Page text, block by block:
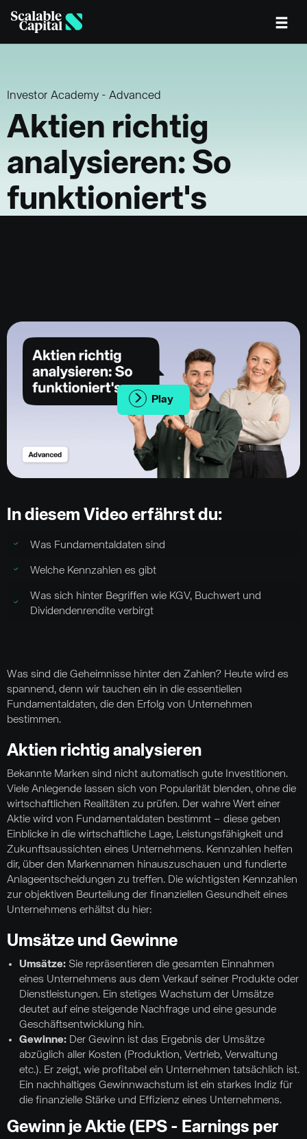
Investor Academy - Advanced
Aktien richtig
analysieren: So
funktioniert's
Play
In diesem Video erfährst du:
Was Fundamentaldaten sind
Welche Kennzahlen es gibt
Was sich hinter Begriffen wie KGV, Buchwert und
Dividendenrendite verbirgt
Was sind die Geheimnisse hinter den Zahlen? Heute wird es
spannend, denn wir tauchen ein in die essentiellen
Fundamentaldaten, die den Erfolg von Unternehmen
bestimmen.
Aktien richtig analysieren
Bekannte Marken sind nicht automatisch gute Investitionen.
Viele Anlegende lassen sich von Popularität blenden, ohne die
wirtschaftlichen Realitäten zu prüfen. Der wahre Wert einer
Aktie wird von Fundamentaldaten bestimmt – diese geben
Einblicke in die wirtschaftliche Lage, Leistungsfähigkeit und
Zukunftsaussichten eines Unternehmens. Kennzahlen helfen
dir, über den Markennamen hinauszuschauen und fundierte
Anlageentscheidungen zu treffen. Die wichtigsten Kennzahlen
zur objektiven Beurteilung der finanziellen Gesundheit eines
Unternehmens erhältst du hier:
Umsätze und Gewinne
Umsätze: Sie repräsentieren die gesamten Einnahmen
eines Unternehmens aus dem Verkauf seiner Produkte oder
Dienstleistungen. Ein stetiges Wachstum der Umsätze
deutet auf eine steigende Nachfrage und eine gesunde
Geschäftsentwicklung hin.
Gewinne: Der Gewinn ist das Ergebnis der Umsätze
abzüglich aller Kosten (Produktion, Vertrieb, Verwaltung
etc.). Er zeigt, wie profitabel ein Unternehmen tatsächlich ist.
Ein nachhaltiges Gewinnwachstum ist ein starkes Indiz für
die finanzielle Stärke und Effizienz eines Unternehmens.
Gewinn je Aktie (EPS - Earnings per